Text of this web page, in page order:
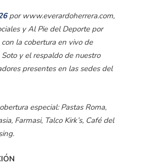
por www.everardoherrera.com,
y Al Pie del Deporte por
la cobertura en vivo de
y el respaldo de nuestro
presentes en las sedes del
especial: Pastas Roma,
Farmasi, Talco Kirk’s, Café del